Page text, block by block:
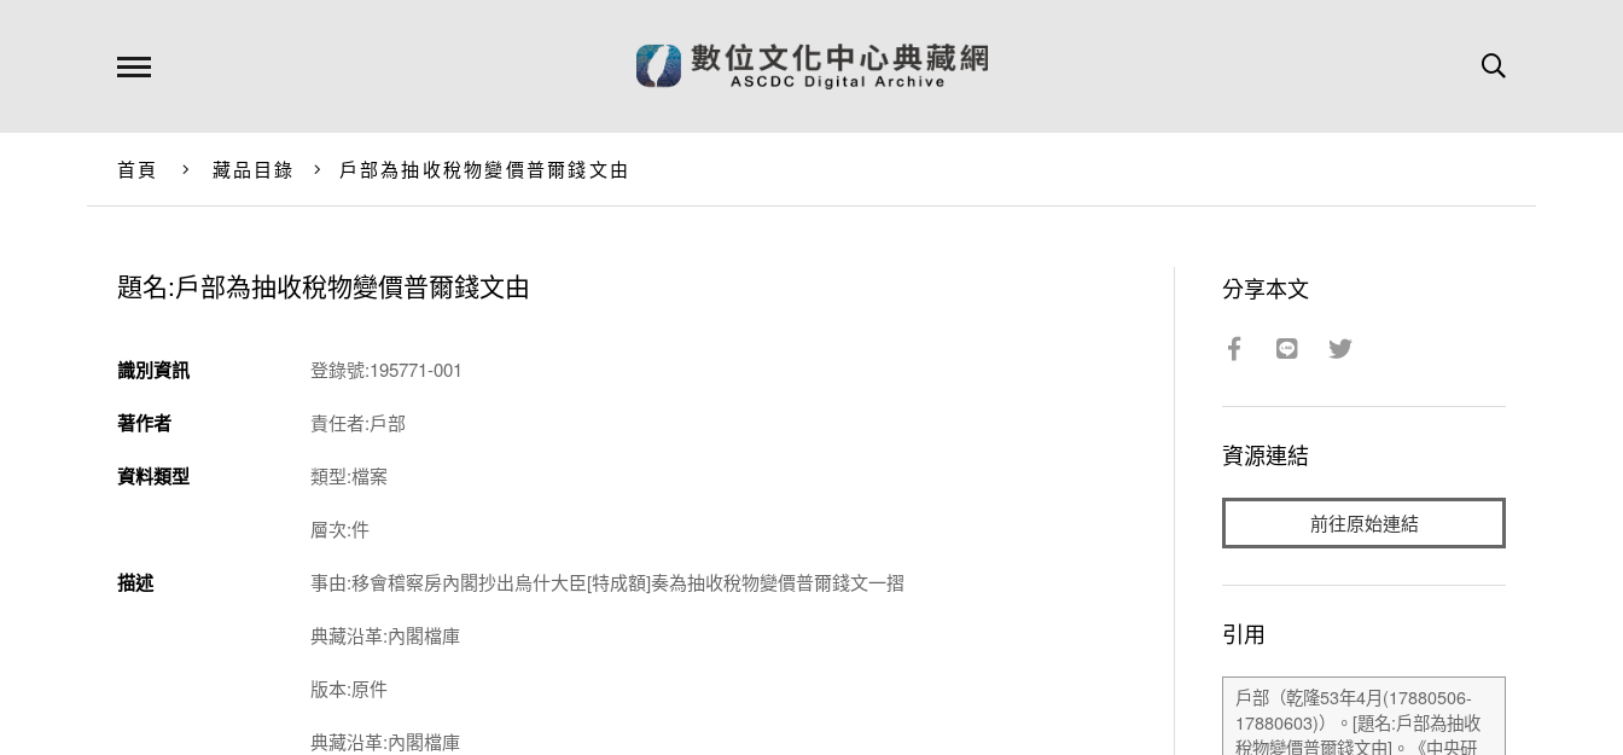
首頁 藏品目錄 戶部為抽收稅物變價普爾錢文由
題名:戶部為抽收稅物變價普爾錢文由
識別資訊 登錄號:195771-001
著作者 責任者:戶部
資料類型 類型:檔案
層次:件
描述 事由:移會稽察房內閣抄出烏什大臣[特成額]奏為抽收稅物變價普爾錢文一摺
典藏沿革:內閣檔庫
版本:原件
典藏沿革:內閣檔庫
分享本文
資源連結
前往原始連結
引用